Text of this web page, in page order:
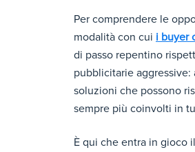
Per comprendere le
modalità con cui i buyer
di passo repentino
pubblicitarie aggressive:
soluzioni che possono
sempre più coinvolti in
È qui che entra in gioco